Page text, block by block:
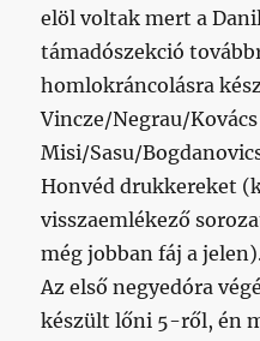
elöl voltak mert a
támadószekció
homlokráncolásra
Vincze/Negrau/
Misi/Sasu/
Honvéd drukkereket
visszaemlékező
még jobban fáj a
Az első negyedóra
készült lőni 5-ről, én